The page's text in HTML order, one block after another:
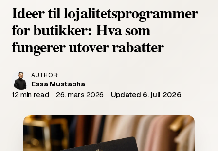
Ideer til lojalitetsprogrammer
for butikker: Hva som
fungerer utover rabatter
AUTHOR:
Essa Mustapha
12 min read
26. mars 2026 Updated 6. juli 2026